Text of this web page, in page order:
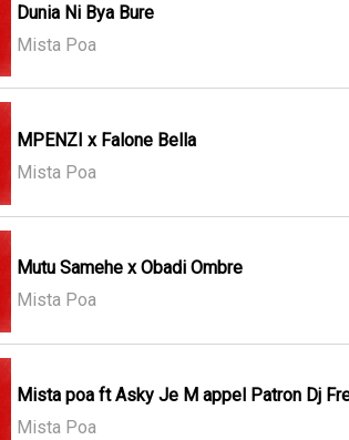
Dunia Ni Bya Bure
Mista Poa
MPENZI x Falone Bella
Mista Poa
Mutu Samehe x Obadi Ombre
Mista Poa
Mista poa ft Asky Je M appel Patron Dj
Mista Poa